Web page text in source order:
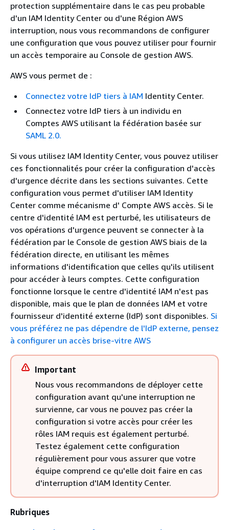
protection supplémentaire dans le cas peu probable
d'un IAM Identity Center ou d'une Région AWS
interruption, nous vous recommandons de configurer
une configuration que vous pouvez utiliser pour fournir
un accès temporaire au Console de gestion AWS.
AWS vous permet de :
Connectez votre IdP tiers à IAM Identity Center.
Connectez votre IdP tiers à un individu en
Comptes AWS utilisant la fédération basée sur
SAML 2.0.
Si vous utilisez IAM Identity Center, vous pouvez utiliser
ces fonctionnalités pour créer la configuration d'accès
d'urgence décrite dans les sections suivantes. Cette
configuration vous permet d'utiliser IAM Identity
Center comme mécanisme d' Compte AWS accès. Si le
centre d'identité IAM est perturbé, les utilisateurs de
vos opérations d'urgence peuvent se connecter à la
fédération par le Console de gestion AWS biais de la
fédération directe, en utilisant les mêmes
informations d'identification que celles qu'ils utilisent
pour accéder à leurs comptes. Cette configuration
fonctionne lorsque le centre d'identité IAM n'est pas
disponible, mais que le plan de données IAM et votre
fournisseur d'identité externe (IdP) sont disponibles. Si
vous préférez ne pas dépendre de l'IdP externe, pensez
à configurer un accès brise-vitre AWS
Important
Nous vous recommandons de déployer cette
configuration avant qu'une interruption ne
survienne, car vous ne pouvez pas créer la
configuration si votre accès pour créer les
rôles IAM requis est également perturbé.
Testez également cette configuration
régulièrement pour vous assurer que votre
équipe comprend ce qu'elle doit faire en cas
d'interruption d'IAM Identity Center.
Rubriques